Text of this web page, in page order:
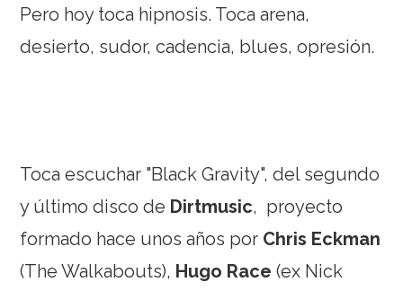
Pero hoy toca hipnosis. Toca arena,
desierto, sudor, cadencia, blues, opresión.
Toca escuchar "Black Gravity", del segundo
y último disco de Dirtmusic, proyecto
formado hace unos años por Chris Eckman
(The Walkabouts), Hugo Race(ex Nick